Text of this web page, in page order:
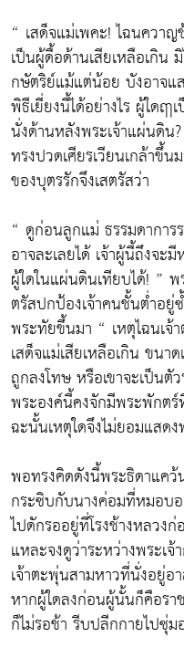
“ เสด็จแม่เพคะ! ไฉนควา
เป็นผู้ดื้อด้านเสียเหลือเกิน
กษัตริย์แม้แต่น้อย บังอาจแ
พิธีเยี่ยงนี้ได้อย่างไร ผู้ใดฤ
นั่งด้านหลังพระเจ้าแผ่นดิ
ทรงปวดเศียรเวียนเกล้าขึ้
ของบุตรรักจึงเสตรัสว่า
“ ดูก่อนลูกแม่ ธรรมดาการ
อาจละเลยได้ เจ้าผู้นี้ถึงจะ
ผู้ใดในแผ่นดินเทียบได้! ”
ตรัสปกป้องเจ้าคนชั้นต่ำอยู่
พระทัยขึ้นมา “ เหตุไฉนเจ้
เสด็จแม่เสียเหลือเกิน ขนา
ถูกลงโทษ หรือเขาจะเป็นตั
พระองค์นี้คงจักมีพระพักต
ฉะนั้นเหตุใดจึงไม่ยอมแสดง
พอทรงคิดดังนี้พระธิดาแค
กระซิบกับนางค่อมที่หมอบ
ไปดักรออยู่ที่โรงช้างหลวง
แหละจงดูว่าระหว่างพระเ
เจ้าตะพุ่นสามหาวที่นั่งอยู่อ
หากผู้ใดลงก่อนผู้นั้นก็คือร
ก็ไม่รอช้า รีบปลีกกายไปซุ่ม